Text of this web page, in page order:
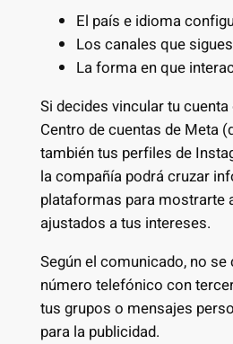
El país e idioma
Los canales que
La forma en que
Si decides vincular tu
Centro de cuentas de Meta
también tus perfiles de
la compañía podrá cruzar
plataformas para mostrarte
ajustados a tus intereses.
Según el comunicado, no
número telefónico con
tus grupos o mensajes
para la publicidad.